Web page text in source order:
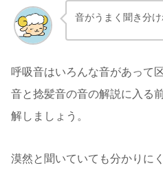
音がうまく聞き分
呼吸音はいろんな音があって
音と捻髪音の音の解説に入る
解しましょう。
漠然と聞いていても分かりに